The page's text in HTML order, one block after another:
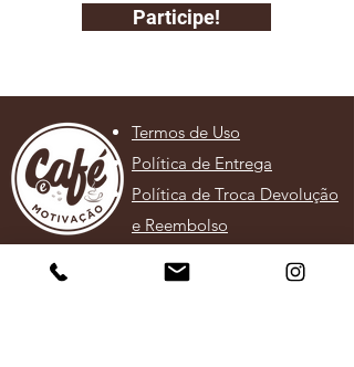
Participe!
Termos de Uso
Política de Entrega
Política de Troca Devolução
e Reembolso